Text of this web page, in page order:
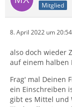
Mitglied
8. April 2022 um 20:54
also doch wieder
auf einem halben
Frag' mal Deinen
ein Einschreiben
gibt es Mittel und